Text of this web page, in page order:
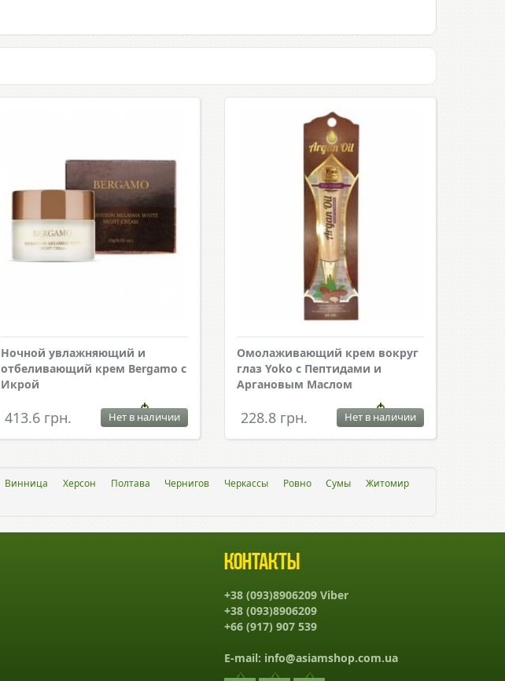
Ночной увлажняющий и
отбеливающий крем Bergamo с
Икрой
413.6 грн. Нет в наличии
Омолаживающий крем вокруг
глаз Yoko с Пептидами и
Аргановым Маслом
228.8 грн. Нет в наличии
Винница Херсон Полтава Чернигов Черкассы Ровно Сумы
Житомир
Контакты
+38 (093)8906209 Viber
+38 (093)8906209
+66 (917) 907 539
E-mail: info@asiamshop.com.ua